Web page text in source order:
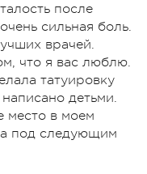
после
сильная боль.
врачей.
что я вас люблю.
татуировку
детьми.
место в моем
под следующим